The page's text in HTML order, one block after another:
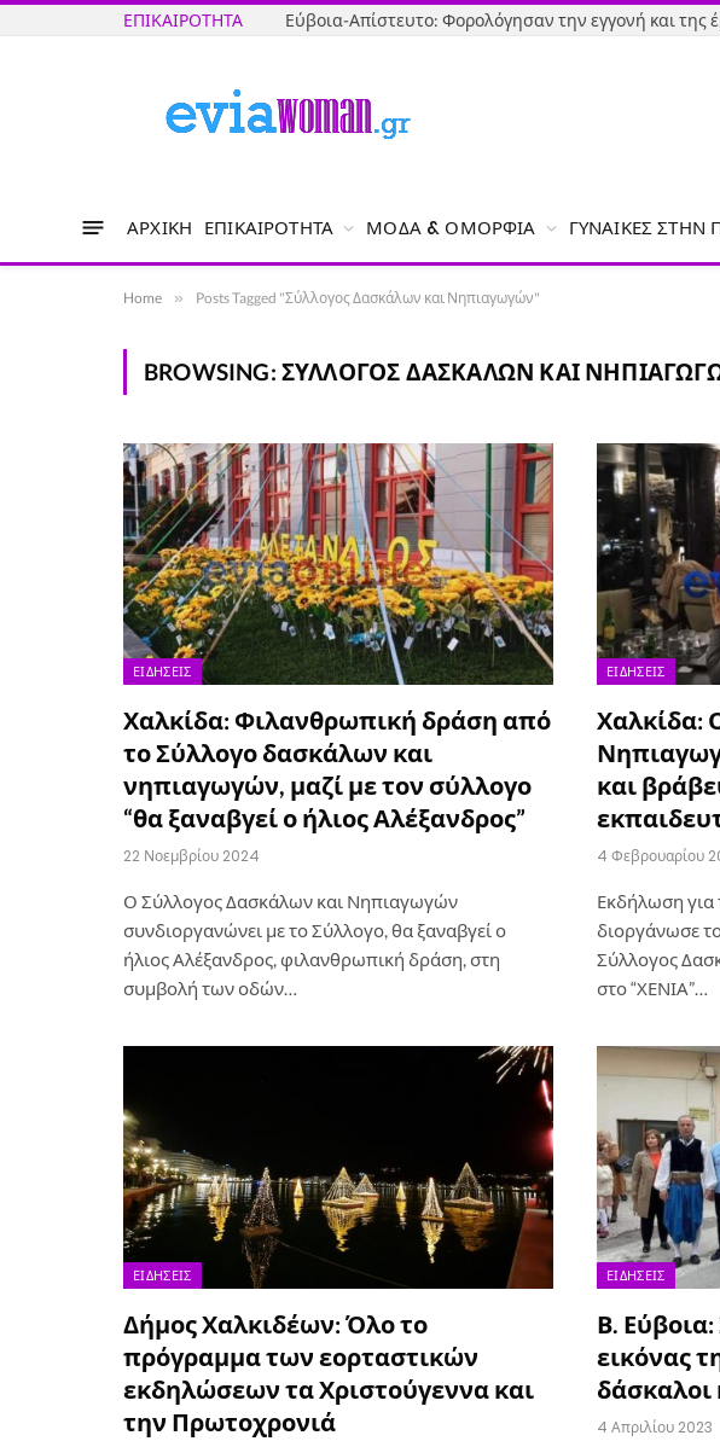
ΕΠΙΚΑΙΡΌΤΗΤΑ
ΑΡΧΙΚΉ ΕΠΙΚΑΙΡΌΤΗΤΑ ΜΌΔΑ & ΟΜΟΡΦΙΆ ΓΥΝΑΊΚΕΣ
Home » Posts Tagged "Σύλλογος Δασκάλων και Νηπιαγωγών"
BROWSING: ΣΎΛΛΟΓΟΣ ΔΑΣΚΆΛΩΝ ΚΑΙ
ΕΙΔΉΣΕΙΣ
Χαλκίδα: Φιλανθρωπική δράση από
το Σύλλογο δασκάλων και
νηπιαγωγών, μαζί με τον σύλλογο
“θα ξαναβγεί ο ήλιος Αλέξανδρος”
22 Νοεμβρίου 2024
Ο Σύλλογος Δασκάλων και Νηπιαγωγών
συνδιοργανώνει με το Σύλλογο, θα ξαναβγεί ο
ήλιος Αλέξανδρος, φιλανθρωπική δράση, στη
συμβολή των οδών…
ΕΙΔΉΣΕΙΣ
Χαλκίδα:
και
4 Φεβρουαρίου
Εκδήλωση για
διοργάνωσε
Σύλλογος
στο “ΧΕΝΙΑ”…
ΕΙΔΉΣΕΙΣ
Δήμος Χαλκιδέων: Όλο το
πρόγραμμα των εορταστικών
εκδηλώσεων τα Χριστούγεννα και
την Πρωτοχρονιά
ΕΙΔΉΣΕΙΣ
Β.
εικόνας
δάσκαλοι
4 Απριλίου 2023